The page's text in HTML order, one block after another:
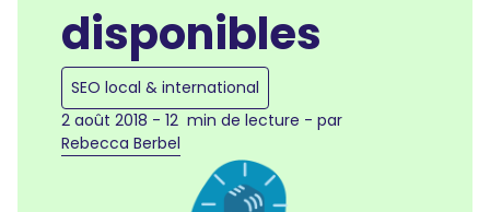
disponibles
SEO local & international
2 août 2018 - 12 min de lecture - par
Rebecca Berbel